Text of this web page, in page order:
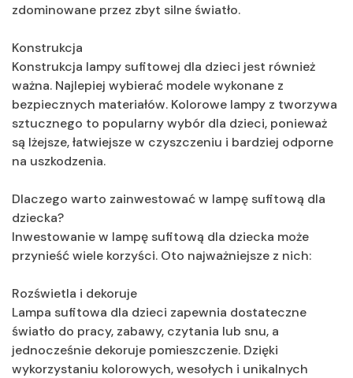
zdominowane przez zbyt silne światło.
Konstrukcja
Konstrukcja lampy sufitowej dla dzieci jest również
ważna. Najlepiej wybierać modele wykonane z
bezpiecznych materiałów. Kolorowe lampy z tworzywa
sztucznego to popularny wybór dla dzieci, ponieważ
są lżejsze, łatwiejsze w czyszczeniu i bardziej odporne
na uszkodzenia.
Dlaczego warto zainwestować w lampę sufitową dla
dziecka?
Inwestowanie w lampę sufitową dla dziecka może
przynieść wiele korzyści. Oto najważniejsze z nich:
Rozświetla i dekoruje
Lampa sufitowa dla dzieci zapewnia dostateczne
światło do pracy, zabawy, czytania lub snu, a
jednocześnie dekoruje pomieszczenie. Dzięki
wykorzystaniu kolorowych, wesołych i unikalnych